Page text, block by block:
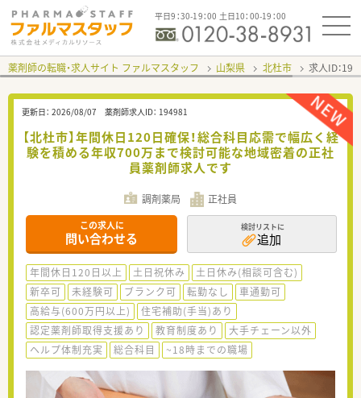
平日9：30-19：00 土日10：00-19：00
薬剤師の転職・求人サイト ファルマスタッフ 山梨県 北杜市 求人ID：
更新日： 2026/08/07 薬剤師求人ID： 194981
【北杜市】年間休日120日確保！総合科目応需で幅広く経
験を積める年収700万まで検討可能な地域密着の正社
員薬剤師求人です
調剤薬局 正社員
この求人に
問い合わせる
検討リストに
追加
年間休日120日以上 土日祝休み
土日休み(相談可含む)
新卒可
未経験可 ブランク可 転勤なし
車通勤可
高給与(600万円以上)
住宅補助(手当)あり
認定薬剤師取得支援あり
教育制度あり
大手チェーン以外
ヘルプ体制充実
総合科目 ~18時までの職場